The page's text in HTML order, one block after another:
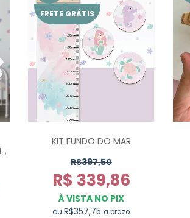
FRETE GRÁTIS
KIT FUNDO DO MAR
R$397,50
R$ 339,86
À VISTA NO PIX
ouR$357,75 a prazo